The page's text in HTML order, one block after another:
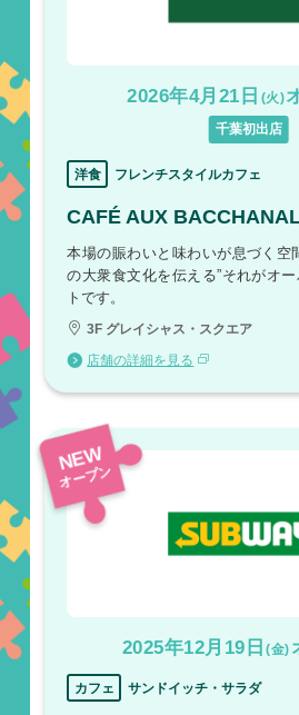
2026年4月21日 (火)
千葉初出店
洋食 フレンチスタイルカフェ
CAFÉ AUX
本場の賑わいと味わいが息づく空
の大衆食文化を伝える”それがオ
トです。
3F グレイシャス・スクエア
店舗の詳細を見る
NEW
オープン
2025年12月19日 (金)
カフェ サンドイッチ・サラダ